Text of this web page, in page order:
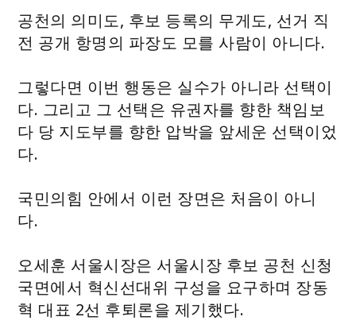
공천의 의미도, 후보 등록의 무게도, 선거 직
전 공개 항명의 파장도 모를 사람이 아니다.
그렇다면 이번 행동은 실수가 아니라 선택이
다. 그리고 그 선택은 유권자를 향한 책임보
다 당 지도부를 향한 압박을 앞세운 선택이었
다.
국민의힘 안에서 이런 장면은 처음이 아니
다.
오세훈 서울시장은 서울시장 후보 공천 신청
국면에서 혁신선대위 구성을 요구하며 장동
혁 대표 2선 후퇴론을 제기했다.